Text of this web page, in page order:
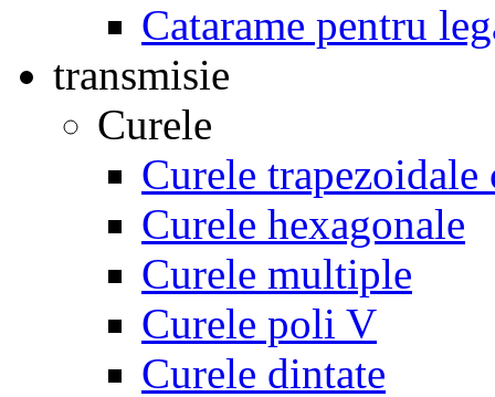
Catarame pentru
transmisie
Curele
Curele trapezoidale
Curele hexagonale
Curele multiple
Curele poli V
Curele dintate